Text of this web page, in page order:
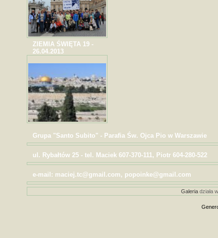
ZIEMIA ŚWIĘTA 19 -
26.04.2013
Grupa "Santo Subito" - Parafia Św. Ojca Pio w Warszawie
ul. Rybałtów 25 - tel. Maciek 607-370-111, Piotr 604-280-522
e-mail: maciej.tc@gmail.com, popoinke@gmail.com
Galeriadziała